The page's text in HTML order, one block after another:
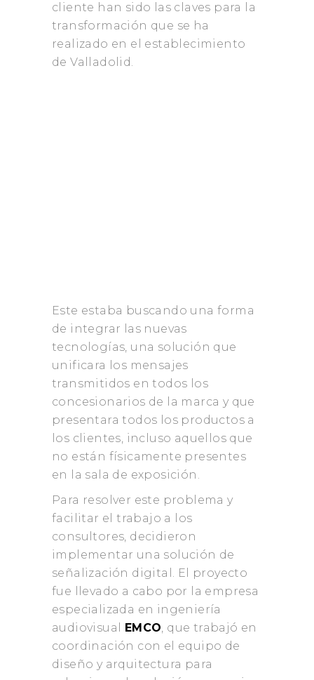
cliente han sido las claves para la
transformación que se ha
realizado en el establecimiento
de Valladolid.
Este estaba buscando una forma
de integrar las nuevas
tecnologías, una solución que
unificara los mensajes
transmitidos en todos los
concesionarios de la marca y que
presentara todos los productos a
los clientes, incluso aquellos que
no están físicamente presentes
en la sala de exposición.
Para resolver este problema y
facilitar el trabajo a los
consultores, decidieron
implementar una solución de
señalización digital. El proyecto
fue llevado a cabo por la empresa
especializada en ingeniería
audiovisual EMCO, que trabajó en
coordinación con el equipo de
diseño y arquitectura para